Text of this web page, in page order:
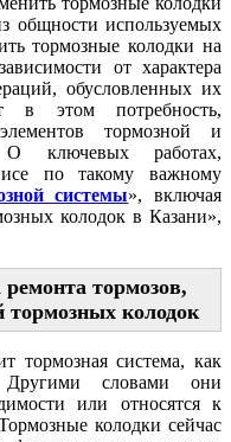
общности используемых
тормозные колодки на
от характера
обусловленных их
в этом потребность,
тормозной и
ключевых работах,
по такому важному
системы», включая
колодок в Казани»,
тормозов,
тормозных колодок
тормозная система, как
Другими словами они
или относятся к
колодки сейчас